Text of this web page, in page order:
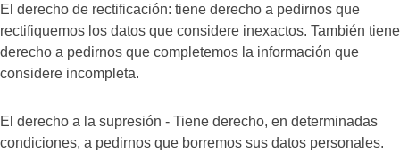
El derecho de rectificación: tiene derecho a pedirnos que
rectifiquemos los datos que considere inexactos. También tiene
derecho a pedirnos que completemos la información que
considere incompleta.
El derecho a la supresión - Tiene derecho, en determinadas
condiciones, a pedirnos que borremos sus datos personales.